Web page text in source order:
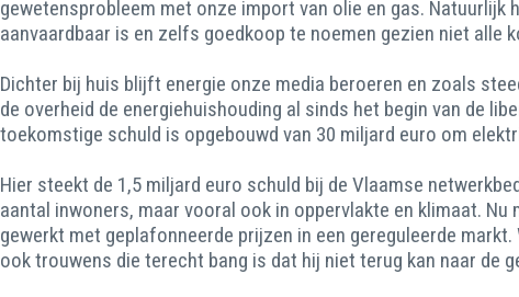
gewetensprobleem met onze import van olie en gas.
aanvaardbaar is en zelfs goedkoop te noemen gezien niet
Dichter bij huis blijft energie onze media beroeren en zoals
de overheid de energiehuishouding al sinds het begin van de
toekomstige schuld is opgebouwd van 30 miljard euro om
Hier steekt de 1,5 miljard euro schuld bij de Vlaamse
aantal inwoners, maar vooral ook in oppervlakte en klimaat.
gewerkt met geplafonneerde prijzen in een gereguleerde
ook trouwens die terecht bang is dat hij niet terug kan naar de